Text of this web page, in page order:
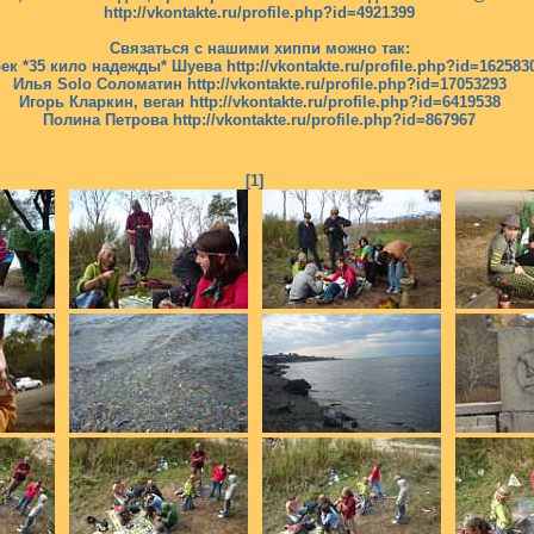
http://vkontakte.ru/profile.php?id=4921399
Связаться с нашими хиппи можно так:
*35 кило надежды* Шуева http://vkontakte.ru/
Илья Solo Соломатин http://vkontakte.ru/profile.php?id=17053293
Игорь Кларкин, веган http://vkontakte.ru/profile.php?id=6419538
Полина Петрова http://vkontakte.ru/profile.php?id=867967
[1]